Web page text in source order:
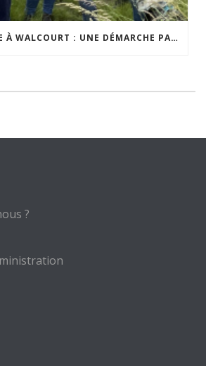
VISITE PARTAGÉE À WALCOURT : UNE DÉMARCHE PARTICIPATIVE ANIMÉE PAR ESPACE ENVIRONNEMENT
?